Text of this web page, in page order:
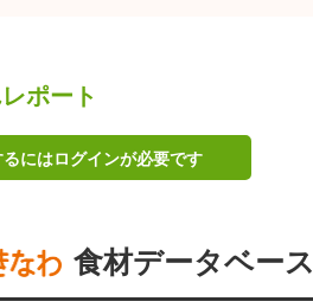
ポート
るにはログインが必要です
食材データベース